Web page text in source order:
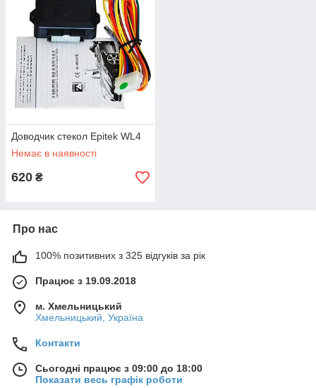
Доводчик стекол Epitek WL4
Немає в наявності
620 ₴
Про нас
100% позитивних з 325 відгуків за рік
Працює з 19.09.2018
м. Хмельницький
Хмельницький, Україна
Контакти
Сьогодні працює з 09:00 до 18:00
Показати весь графік роботи